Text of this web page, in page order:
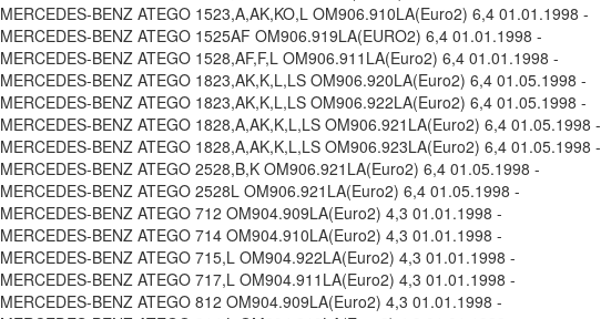
MERCEDES-BENZ ATEGO 1523,A,AK,KO,L OM906.910LA(Euro2) 6,4 01.01.1998 -
MERCEDES-BENZ ATEGO 1525AF OM906.919LA(EURO2) 6,4 01.01.1998 -
MERCEDES-BENZ ATEGO 1528,AF,F,L OM906.911LA(Euro2) 6,4 01.01.1998 -
MERCEDES-BENZ ATEGO 1823,AK,K,L,LS OM906.920LA(Euro2) 6,4 01.05.1998 -
MERCEDES-BENZ ATEGO 1823,AK,K,L,LS OM906.922LA(Euro2) 6,4 01.05.1998 -
MERCEDES-BENZ ATEGO 1828,A,AK,K,L,LS OM906.921LA(Euro2) 6,4 01.05.1998 -
MERCEDES-BENZ ATEGO 1828,A,AK,K,L,LS OM906.923LA(Euro2) 6,4 01.05.1998 -
MERCEDES-BENZ ATEGO 2528,B,K OM906.921LA(Euro2) 6,4 01.05.1998 -
MERCEDES-BENZ ATEGO 2528L OM906.921LA(Euro2) 6,4 01.05.1998 -
MERCEDES-BENZ ATEGO 712 OM904.909LA(Euro2) 4,3 01.01.1998 -
MERCEDES-BENZ ATEGO 714 OM904.910LA(Euro2) 4,3 01.01.1998 -
MERCEDES-BENZ ATEGO 715,L OM904.922LA(Euro2) 4,3 01.01.1998 -
MERCEDES-BENZ ATEGO 717,L OM904.911LA(Euro2) 4,3 01.01.1998 -
MERCEDES-BENZ ATEGO 812 OM904.909LA(Euro2) 4,3 01.01.1998 -